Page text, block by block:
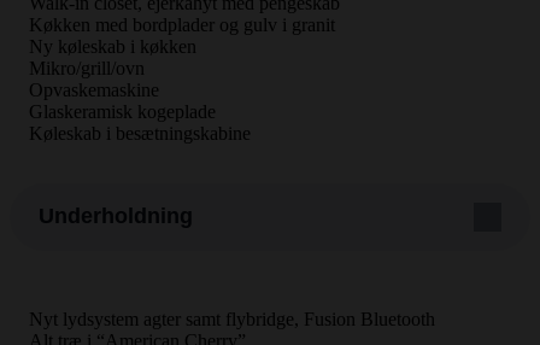
Køkken med bordplader og gulv i granit
Ny køleskab i køkken
Mikro/grill/ovn
Opvaskemaskine
Glaskeramisk kogeplade
Køleskab i besætningskabine
Underholdning
Nyt lydsystem agter samt flybridge, Fusion Bluetooth
Alt træ i “American Cherry”